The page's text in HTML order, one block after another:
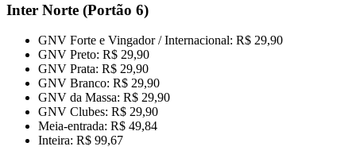
Inter Norte (Portão 6)
GNV Forte e Vingador / Internacional: R$ 29,90
GNV Preto: R$ 29,90
GNV Prata: R$ 29,90
GNV Branco: R$ 29,90
GNV da Massa: R$ 29,90
GNV Clubes: R$ 29,90
Meia-entrada: R$ 49,84
Inteira: R$ 99,67